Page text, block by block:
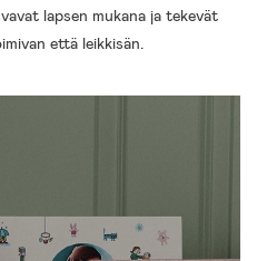
lapsen mukana ja tekevät
että leikkisän.